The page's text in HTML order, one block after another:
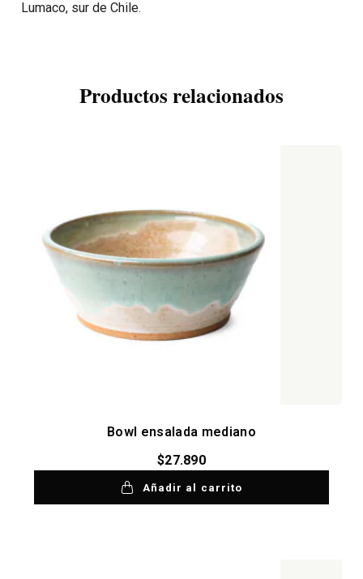
Lumaco, sur de Chile.
Productos relacionados
Bowl ensalada mediano
$27.890
Añadir al carrito